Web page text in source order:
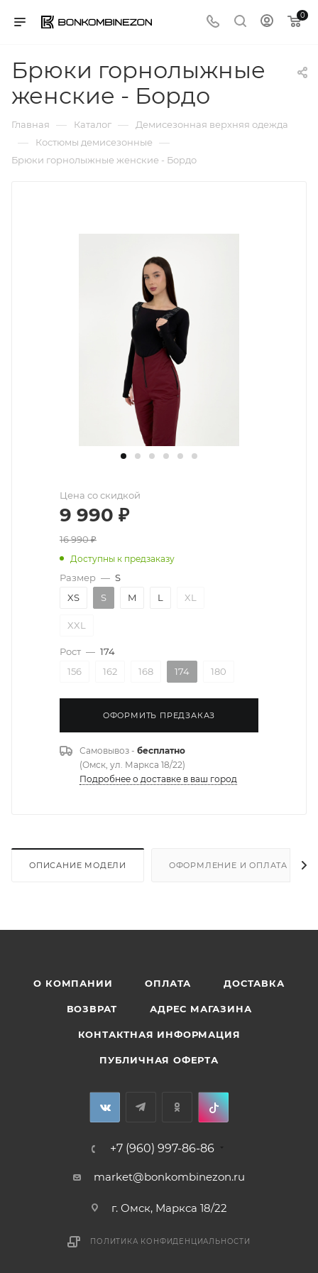
0
Брюки горнолыжные
женские - Бордо
Главная — Каталог — Демисезонная верхняя одежда
— Костюмы демисезонные —
Брюки горнолыжные женские - Бордо
Цена со скидкой
9 990 ₽
16 990₽
Доступны к предзаказу
Размер — S
XS
S M L XL
XXL
Рост — 174
156
162 168 174 180
ОФОРМИТЬ ПРЕДЗАКАЗ
Самовывоз - бесплатно
(Омск, ул. Маркса 18/22)
Подробнее о доставке в ваш город
ОПИСАНИЕ МОДЕЛИ ОФОРМЛЕНИЕ И ОПЛАТА
О КОМПАНИИ ОПЛАТА ДОСТАВКА
ВОЗВРАТ АДРЕС МАГАЗИНА
КОНТАКТНАЯ ИНФОРМАЦИЯ
ПУБЛИЧНАЯ ОФЕРТА
+7 (960) 997-86-86
market@bonkombinezon.ru
г. Омск, Маркса 18/22
ПОЛИТИКА КОНФИДЕНЦИАЛЬНОСТИ